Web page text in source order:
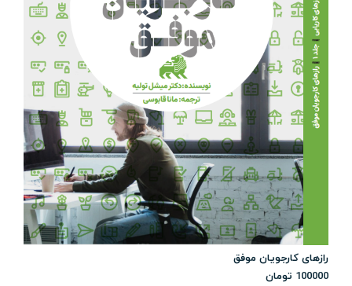
رازهای کارجویان موفق
100000 تومان